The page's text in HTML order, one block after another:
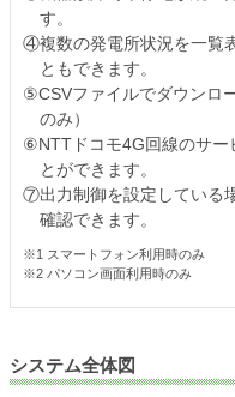
す。
④複数の発電所状況を一覧
ともできます。
⑤CSVファイルでダウンロ
のみ）
⑥NTTドコモ4G回線のサー
とができます。
⑦出力制御を設定している
確認できます。
※1 スマートフォン利用時のみ
※2 パソコン画面利用時のみ
システム全体図